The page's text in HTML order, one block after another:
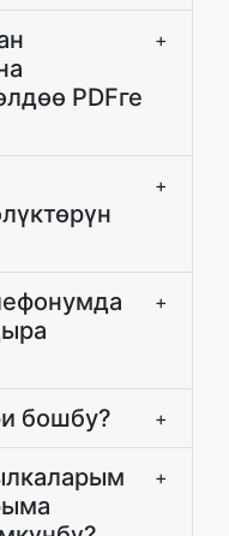
PDFге
+
+
+
бошбу? +
+